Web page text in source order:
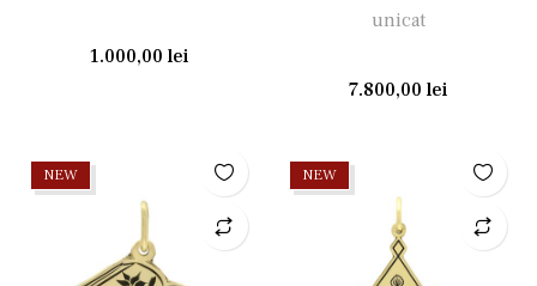
1.000,00 lei
unicat
7.800,00 lei
NEW NEW